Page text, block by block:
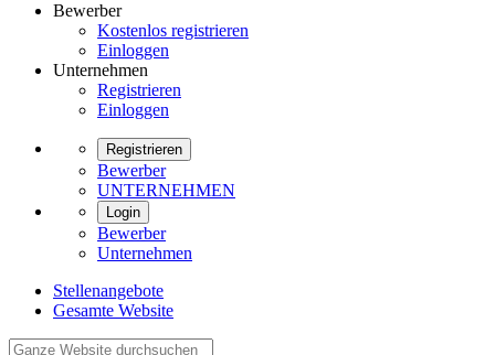
Bewerber
Kostenlos registrieren
Einloggen
Unternehmen
Registrieren
Einloggen
Registrieren
Bewerber
UNTERNEHMEN
Login
Bewerber
Unternehmen
Stellenangebote
Gesamte Website